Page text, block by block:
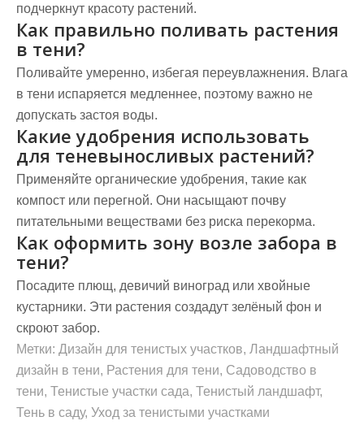
подчеркнут красоту растений.
Как правильно поливать растения
в тени?
Поливайте умеренно, избегая переувлажнения. Влага
в тени испаряется медленнее, поэтому важно не
допускать застоя воды.
Какие удобрения использовать
для теневыносливых растений?
Применяйте органические удобрения, такие как
компост или перегной. Они насыщают почву
питательными веществами без риска перекорма.
Как оформить зону возле забора в
тени?
Посадите плющ, девичий виноград или хвойные
кустарники. Эти растения создадут зелёный фон и
скроют забор.
Метки: Дизайн для тенистых участков, Ландшафтный
дизайн в тени, Растения для тени, Садоводство в
тени, Тенистые участки сада, Тенистый ландшафт,
Тень в саду, Уход за тенистыми участками